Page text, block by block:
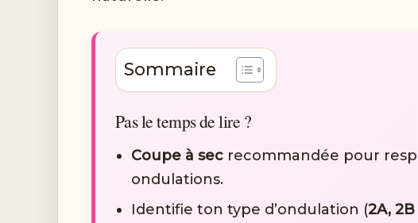
Sommaire
Pas le temps de lire ?
Coupe à sec recommandée pour
ondulations.
Identifie ton type d’ondulation (2A,